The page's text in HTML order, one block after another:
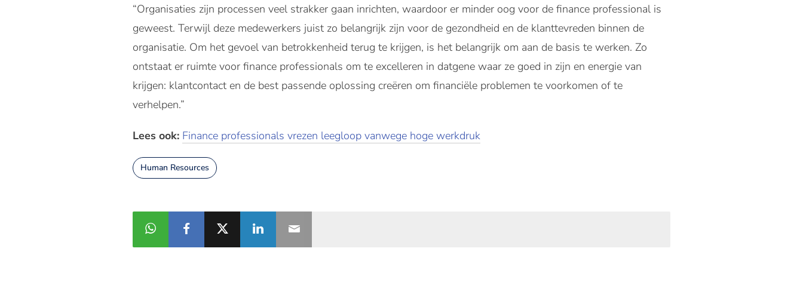
“Organisaties zijn processen veel strakker gaan inrichten, waardoor er minder oog voor de finance professional is
geweest. Terwijl deze medewerkers juist zo belangrijk zijn voor de gezondheid en de klanttevreden binnen de
organisatie. Om het gevoel van betrokkenheid terug te krijgen, is het belangrijk om aan de basis te werken. Zo
ontstaat er ruimte voor finance professionals om te excelleren in datgene waar ze goed in zijn en energie van
krijgen: klantcontact en de best passende oplossing creëren om financiële problemen te voorkomen of te
verhelpen.”
Lees ook: Finance professionals vrezen leegloop vanwege hoge werkdruk
Human Resources